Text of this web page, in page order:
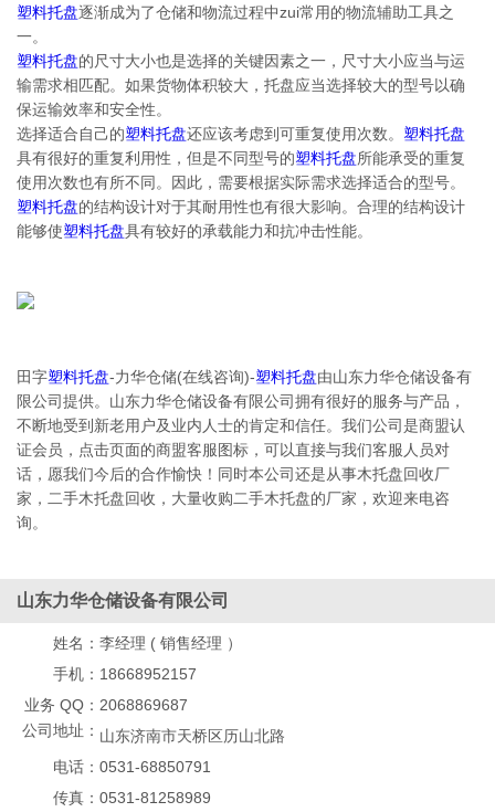
塑料托盘逐渐成为了仓储和物流过程中zui常用的物流辅助工具之
一。
塑料托盘的尺寸大小也是选择的关键因素之一，尺寸大小应当与运
输需求相匹配。如果货物体积较大，托盘应当选择较大的型号以确
保运输效率和安全性。
选择适合自己的塑料托盘还应该考虑到可重复使用次数。 塑料托盘
具有很好的重复利用性，但是不同型号的塑料托盘所能承受的重复
使用次数也有所不同。因此，需要根据实际需求选择适合的型号。
塑料托盘的结构设计对于其耐用性也有很大影响。合理的结构设计
能够使塑料托盘具有较好的承载能力和抗冲击性能。
田字塑料托盘-力华仓储(在线咨询)-塑料托盘由山东力华仓储设备有
限公司提供。山东力华仓储设备有限公司拥有很好的服务与产品，
不断地受到新老用户及业内人士的肯定和信任。我们公司是商盟认
证会员，点击页面的商盟客服图标，可以直接与我们客服人员对
话，愿我们今后的合作愉快！同时本公司还是从事木托盘回收厂
家，二手木托盘回收，大量收购二手木托盘的厂家，欢迎来电咨
询。
山东力华仓储设备有限公司
姓名： 李经理 ( 销售经理 ）
手机： 18668952157
业务 QQ： 2068869687
公司地址： 山东济南市天桥区历山北路
电话： 0531-68850791
传真： 0531-81258989